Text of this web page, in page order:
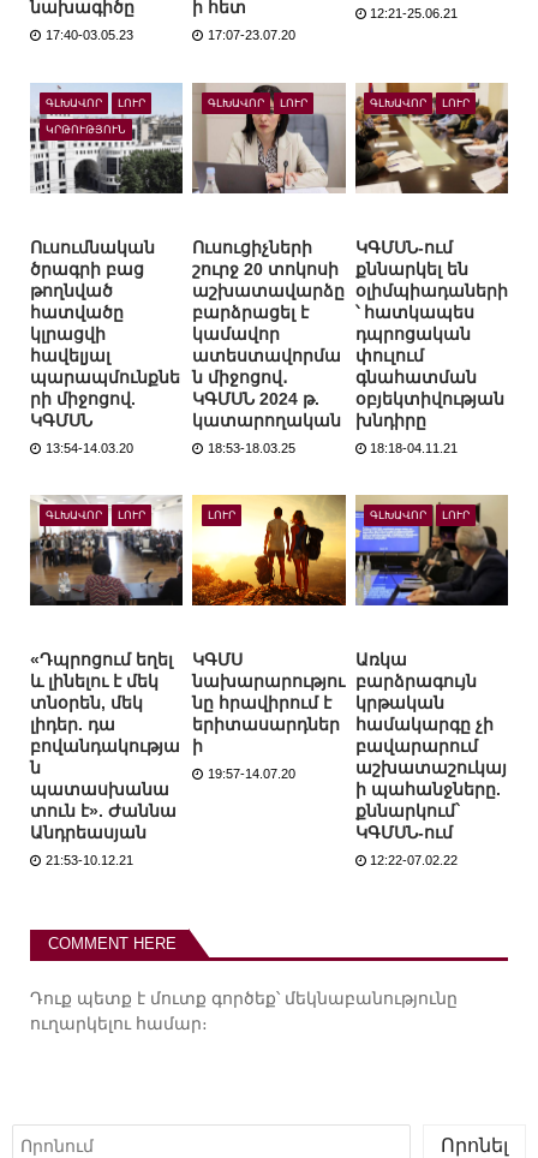
նախագիծը
17:40-03.05.23
ի հետ
17:07-23.07.20
12:21-25.06.21
ԳԼԽԱՎՈՐ ԼՈՒՐ
ԿՐԹՈՒԹՅՈՒՆ
Ուսումնական
ծրագրի բաց
թողնված
հատվածը
կլրացվի
հավելյալ
պարապմունքնե
րի միջոցով.
ԿԳՄՍՆ
13:54-14.03.20
ԳԼԽԱՎՈՐ ԼՈՒՐ
Ուսուցիչների
շուրջ 20 տոկոսի
աշխատավարձը
բարձրացել է
կամավոր
ատեստավորմա
ն միջոցով․
ԿԳՄՍՆ 2024 թ.
կատարողական
18:53-18.03.25
ԳԼԽԱՎՈՐ ԼՈՒՐ
ԿԳՄՍՆ-ում
քննարկել են
օլիմպիադաների
՝ հատկապես
դպրոցական
փուլում
գնահատման
օբյեկտիվության
խնդիրը
18:18-04.11.21
ԳԼԽԱՎՈՐ ԼՈՒՐ
«Դպրոցում եղել
և լինելու է մեկ
տնօրեն, մեկ
լիդեր. դա
բովանդակությա
ն
պատասխանա
տուն է». Ժաննա
Անդրեասյան
21:53-10.12.21
ԼՈՒՐ
ԿԳՄՍ
նախարարությու
նը հրավիրում է
երիտասարդներ
ի
19:57-14.07.20
ԳԼԽԱՎՈՐ ԼՈՒՐ
Առկա
բարձրագույն
կրթական
համակարգը չի
բավարարում
աշխատաշուկայ
ի պահանջները.
քննարկում`
ԿԳՄՍՆ-ում
12:22-07.02.22
COMMENT HERE
Դուք պետք է մուտք գործեք՝ մեկնաբանությունը
ուղարկելու համար։
Որոնել
Որոնել